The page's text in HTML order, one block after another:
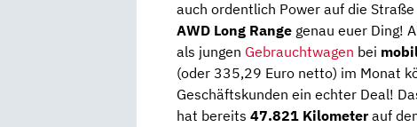
auch ordentlich Power auf die
AWD Long Range genau euer Ding!
als jungen Gebrauchtwagen bei
(oder 335,29 Euro netto) im Monat
Geschäftskunden ein echter Deal!
hat bereits 47.821 Kilometerauf